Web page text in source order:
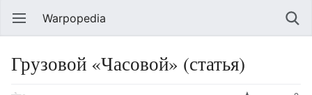
Warpopedia
Грузовой «Часовой» (статья)